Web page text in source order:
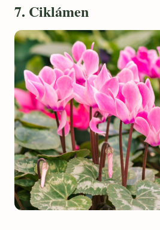
7. Ciklámen